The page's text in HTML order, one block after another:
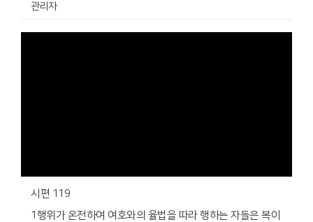
관리자
시편 119
1행위가 온전하여 여호와의 율법을 따라 행하는 자들은 복이